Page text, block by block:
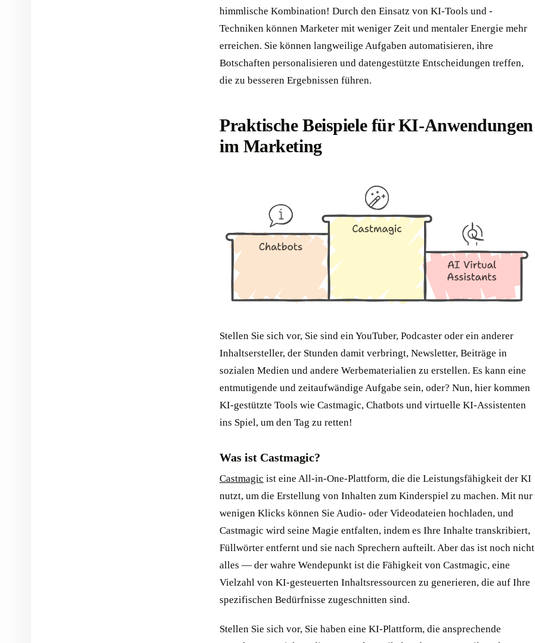
himmlische Kombination! Durch den Einsatz von KI-Tools und -
Techniken können Marketer mit weniger Zeit und mentaler Energie mehr
erreichen. Sie können langweilige Aufgaben automatisieren, ihre
Botschaften personalisieren und datengestützte Entscheidungen treffen,
die zu besseren Ergebnissen führen.
Praktische Beispiele für KI-Anwendungen
im Marketing
Stellen Sie sich vor, Sie sind ein YouTuber, Podcaster oder ein anderer
Inhaltsersteller, der Stunden damit verbringt, Newsletter, Beiträge in
sozialen Medien und andere Werbematerialien zu erstellen. Es kann eine
entmutigende und zeitaufwändige Aufgabe sein, oder? Nun, hier kommen
KI-gestützte Tools wie Castmagic, Chatbots und virtuelle KI-Assistenten
ins Spiel, um den Tag zu retten!
Was ist Castmagic?
Castmagic ist eine All-in-One-Plattform, die die Leistungsfähigkeit der KI
nutzt, um die Erstellung von Inhalten zum Kinderspiel zu machen. Mit nur
wenigen Klicks können Sie Audio- oder Videodateien hochladen, und
Castmagic wird seine Magie entfalten, indem es Ihre Inhalte transkribiert,
Füllwörter entfernt und sie nach Sprechern aufteilt. Aber das ist noch nicht
alles — der wahre Wendepunkt ist die Fähigkeit von Castmagic, eine
Vielzahl von KI-gesteuerten Inhaltsressourcen zu generieren, die auf Ihre
spezifischen Bedürfnisse zugeschnitten sind.
Stellen Sie sich vor, Sie haben eine KI-Plattform, die ansprechende